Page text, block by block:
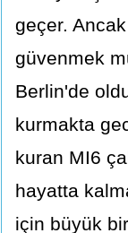
geçer.
güvenmek
Berlin'de
kurmakta
kuran MI6
hayatta
için büyük